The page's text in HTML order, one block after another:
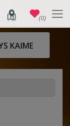
KAIME
(0)